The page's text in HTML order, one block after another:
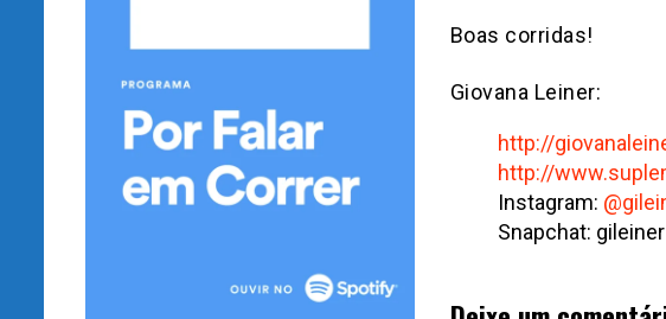
Boas corridas!
Giovana Leiner:
http://
http://
Instagram:
Snapchat: gileiner